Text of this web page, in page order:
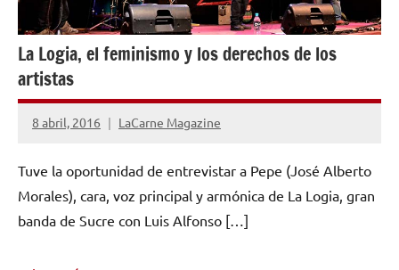
La Logia, el feminismo y los derechos de los
artistas
8 abril, 2016 LaCarne Magazine
No
comentarios
Tuve la oportunidad de entrevistar a Pepe (José Alberto
Morales), cara, voz principal y armónica de La Logia, gran
banda de Sucre con Luis Alfonso […]